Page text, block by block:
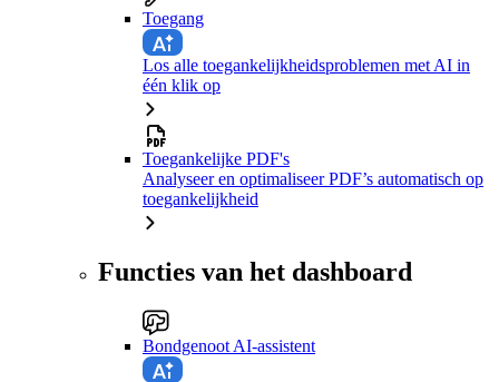
Toegang
Los alle toegankelijkheidsproblemen met AI in
één klik op
Toegankelijke PDF's
Analyseer en optimaliseer PDF’s automatisch op
toegankelijkheid
Functies van het dashboard
Bondgenoot AI-assistent